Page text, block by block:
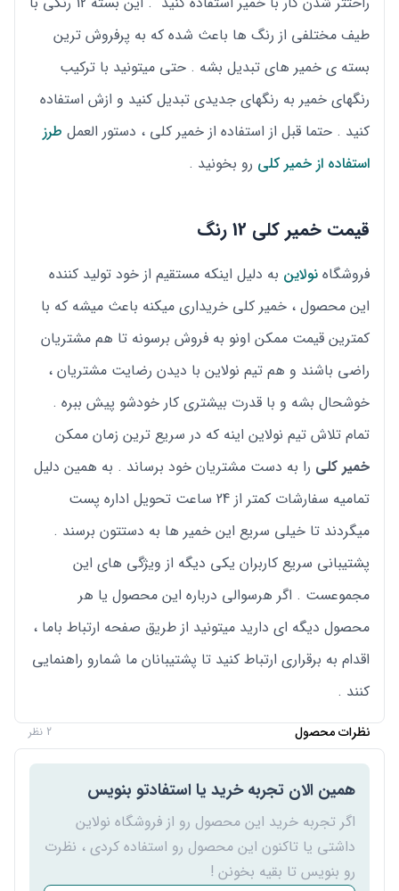
طیف مختلفی از رنگ ها باعث شده که به پرفروش ترین
بسته ی خمیر های تبدیل بشه . حتی میتونید با ترکیب
رنگهای خمیر به رنگهای جدیدی تبدیل کنید و ازش استفاده
کنید . حتما قبل از استفاده از خمیر کلی ، دستور العمل طرز
استفاده از خمیر کلی رو بخونید .
قیمت خمیر کلی 12 رنگ
فروشگاه نولاین به دلیل اینکه مستقیم از خود تولید کننده
این محصول ، خمیر کلی خریداری میکنه باعث میشه که با
کمترین قیمت ممکن اونو به فروش برسونه تا هم مشتریان
راضی باشند و هم تیم نولاین با دیدن رضایت مشتریان ،
خوشحال بشه و با قدرت بیشتری کار خودشو پیش ببره .
تمام تلاش تیم نولاین اینه که در سریع ترین زمان ممکن
خمیر کلی را به دست مشتریان خود برساند . به همین دلیل
تمامیه سفارشات کمتر از 24 ساعت تحویل اداره پست
میگردند تا خیلی سریع این خمیر ها به دستتون برسند .
پشتیبانی سریع کاربران یکی دیگه از ویژگی های این
مجموعست . اگر هرسوالی درباره این محصول یا هر
محصول دیگه ای دارید میتونید از طریق صفحه ارتباط باما ،
اقدام به برقراری ارتباط کنید تا پشتیبانان ما شمارو راهنمایی
کنند .
نظرات محصول 2 نظر
همین الان تجربه خرید یا استفادتو بنویس
اگر تجربه خرید این محصول رو از فروشگاه نولاین
داشتی یا تاکنون این محصول رو استفاده کردی ، نظرت
رو بنویس تا بقیه بخونن !